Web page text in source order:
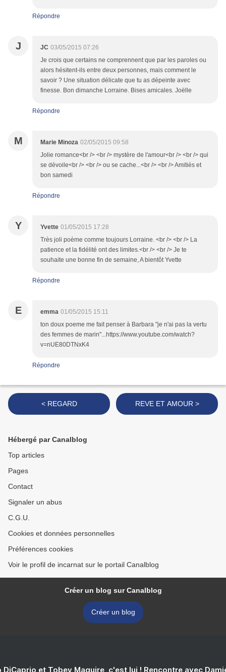
Répondre
J JC 03/05/2015 07:26
Je crois que certains ne comprennent que par les paroles ou
alors hésitent-ils entre deux personnes, mais comment le
savoir ? Une situation délicate que tu as dépeinte avec
finesse. Bon dimanche Lorraine. Bises amicales. Joëlle
Répondre
M Marie Minoza 02/05/2015 09:58
Jolie romance<br /> <br /> mystère de l'amour<br /> <br /> qui
se dévoile<br /> <br /> ou se cache...<br /> <br /> Amitiés et
bon samedi
Répondre
Y Yvette 01/05/2015 17:28
Très joli poème comme toujours Lorraine. <br /> <br /> La
patience et la fidélité ont des limites.<br /> <br /> Je te
souhaite une bonne fin de semaine, A bientôt Yvette
Répondre
E emma 01/05/2015 15:11
ton doux poeme me fait penser à Barbara "je n'ai pas la vertu
des femmes de marin"...https://www.youtube.com/watch?
v=nUE80DTNxK4
Répondre
< REGARD REVE ET AMOUR >
Hébergé par Canalblog
Top articles
Pages
Contact
Signaler un abus
C.G.U.
Cookies et données personnelles
Préférences cookies
Voir le profil de incarnat sur le portail Canalblog
Créer un blog sur Canalblog
Créer un blog
DiCaprio et Tobey Maguire, c'est lui ! Rencontre avec